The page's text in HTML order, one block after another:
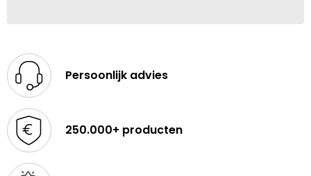
Persoonlijk advies
250.000+ producten